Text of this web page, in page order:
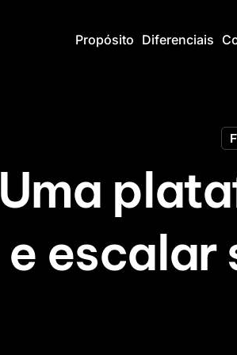
Propósito Diferenciais
Uma
e